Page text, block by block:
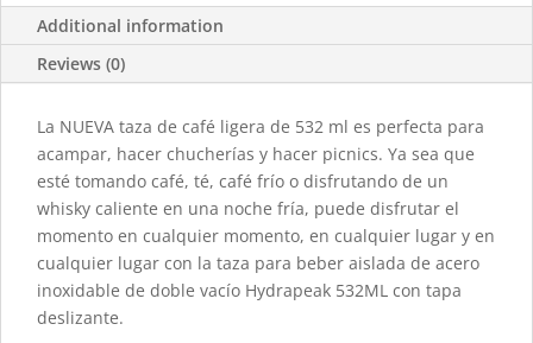
Additional information
Reviews (0)
La NUEVA taza de café ligera de 532 ml es perfecta para
acampar, hacer chucherías y hacer picnics. Ya sea que
esté tomando café, té, café frío o disfrutando de un
whisky caliente en una noche fría, puede disfrutar el
momento en cualquier momento, en cualquier lugar y en
cualquier lugar con la taza para beber aislada de acero
inoxidable de doble vacío Hydrapeak 532ML con tapa
deslizante.